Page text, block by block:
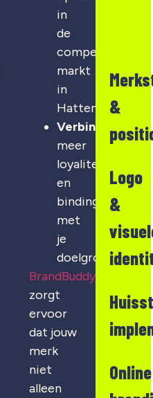
in
de
competitieve
markt
in
Hattem
Verbinding
meer
loyaliteit
en
binding
met
je
doelgroep
BrandBuddy
zorgt
ervoor
dat jouw
merk
niet
alleen
&
Logo
&
Online